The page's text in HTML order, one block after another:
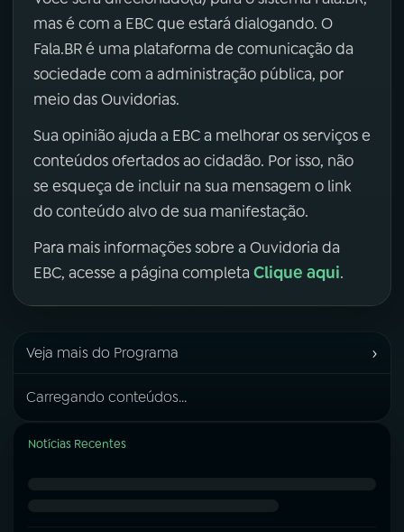
mas é com a EBC que estará dialogando. O
Fala.BR é uma plataforma de comunicação da
sociedade com a administração pública, por
meio das Ouvidorias.
Sua opinião ajuda a EBC a melhorar os serviços e
conteúdos ofertados ao cidadão. Por isso, não
se esqueça de incluir na sua mensagem o link
do conteúdo alvo de sua manifestação.
Para mais informações sobre a Ouvidoria da
EBC, acesse a página completa Clique aqui.
Veja mais do Programa ›
Carregando conteúdos...
Notícias Recentes